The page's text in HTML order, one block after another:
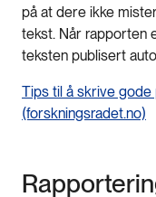
på at dere ikke
tekst. Når rapporten
teksten publisert
Tips til å skrive
(forskningsradet.no)